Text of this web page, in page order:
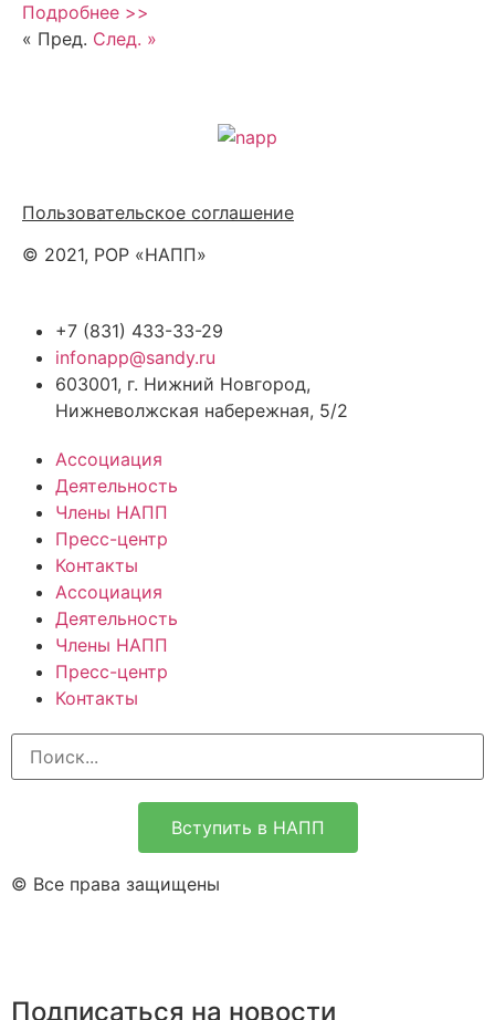
Подробнее >>
« Пред. След. »
Пользовательское соглашение
© 2021, РОР «НАПП»
+7 (831) 433-33-29
infonapp@sandy.ru
603001, г. Нижний Новгород,
Нижневолжская набережная, 5/2
Ассоциация
Деятельность
Члены НАПП
Пресс-центр
Контакты
Ассоциация
Деятельность
Члены НАПП
Пресс-центр
Контакты
Вступить в НАПП
© Все права защищены
Подписаться на новости